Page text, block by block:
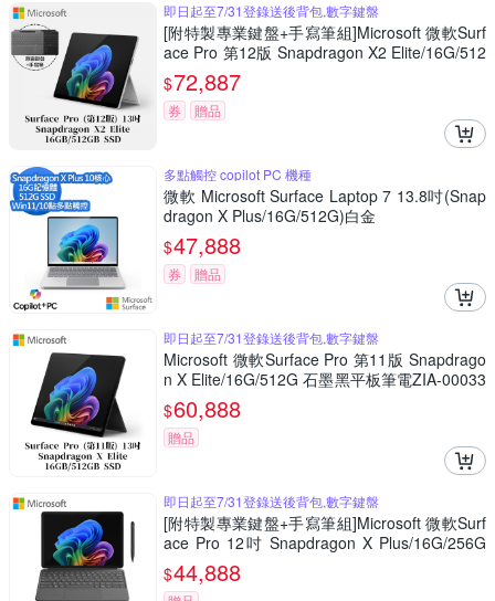
即日起至7/31登錄送後背包,數字鍵盤
[附特製專業鍵盤+手寫筆組]Microsoft 微軟Surf
ace Pro 第12版 Snapdragon X2 Elite/16G/512
G 白金平板筆電EP2-65139
$72,887
券 贈品
多點觸控 copilot PC 機種
微軟 Microsoft Surface Laptop 7 13.8吋(Snap
dragon X Plus/16G/512G)白金
$47,888
券 贈品
即日起至7/31登錄送後背包,數字鍵盤
Microsoft 微軟Surface Pro 第11版 Snapdrago
n X Elite/16G/512G 石墨黑平板筆電ZIA-00033
(不含鍵盤、筆)
$60,888
贈品
即日起至7/31登錄送後背包,數字鍵盤
[附特製專業鍵盤+手寫筆組]Microsoft 微軟Surf
ace Pro 12吋 Snapdragon X Plus/16G/256G
白金平板筆電EP2-27656
$44,888